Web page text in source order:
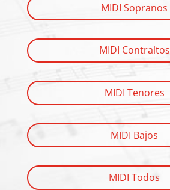
MIDI Sopranos
MIDI Contraltos
MIDI Tenores
MIDI Bajos
MIDI Todos